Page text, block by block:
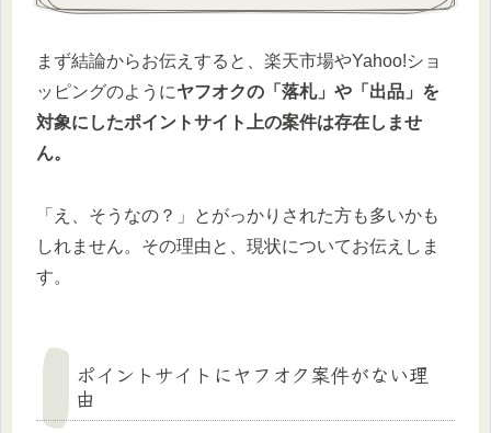
まず結論からお伝えすると、楽天市場やYahoo!ショ
ッピングのようにヤフオクの「落札」や「出品」を
対象にしたポイントサイト上の案件は存在しませ
ん。
「え、そうなの？」とがっかりされた方も多いかも
しれません。その理由と、現状についてお伝えしま
す。
ポイントサイトにヤフオク案件がない理
由